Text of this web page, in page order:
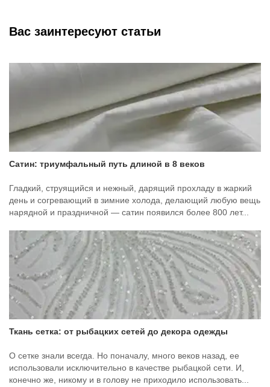
Вас заинтересуют статьи
Сатин: триумфальный путь длиной в 8 веков
Гладкий, струящийся и нежный, дарящий прохладу в жаркий
день и согревающий в зимние холода, делающий любую вещь
нарядной и праздничной — сатин появился более 800 лет...
Ткань сетка: от рыбацких сетей до декора одежды
О сетке знали всегда. Но поначалу, много веков назад, ее
использовали исключительно в качестве рыбацкой сети. И,
конечно же, никому и в голову не приходило использовать...